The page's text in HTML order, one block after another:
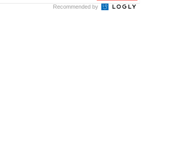
Recommended by